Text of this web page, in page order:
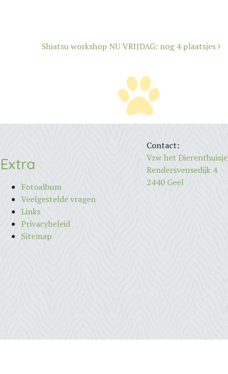
Shiatsu workshop NU VRIJDAG: nog 4 plaatsjes
Extra
Fotoalbum
Veelgestelde vragen
Links
Privacybeleid
Sitemap
Contact:
Vzw het Dierenthuisje
Rendersvensedijk 4
2440 Geel